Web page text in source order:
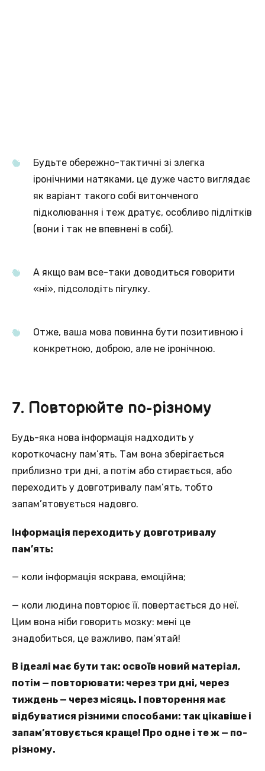
Будьте обережно-тактичні зі злегка
іронічними натяками, це дуже часто виглядає
як варіант такого собі витонченого
підколювання і теж дратує, особливо підлітків
(вони і так не впевнені в собі).
А якщо вам все-таки доводиться говорити
«ні», підсолодіть пігулку.
Отже, ваша мова повинна бути позитивною і
конкретною, доброю, але не іронічною.
7. Повторюйте по-різному
Будь-яка нова інформація надходить у
короткочасну пам’ять. Там вона зберігається
приблизно три дні, а потім або стирається, або
переходить у довготривалу пам’ять, тобто
запам’ятовується надовго.
Інформація переходить у довготривалу
пам’ять:
— коли інформація яскрава, емоційна;
— коли людина повторює її, повертається до неї.
Цим вона ніби говорить мозку: мені це
знадобиться, це важливо, пам’ятай!
В ідеалі має бути так: освоїв новий матеріал,
потім — повторювати: через три дні, через
тиждень — через місяць. І повторення має
відбуватися різними способами: так цікавіше і
запам’ятовується краще! Про одне і те ж — по-
різному.